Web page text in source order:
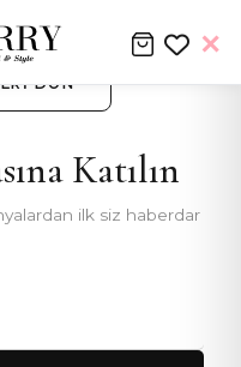
DÖN
Katılın
ilk siz haberdar